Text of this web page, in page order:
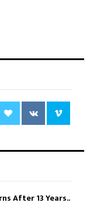
After 13 Years..